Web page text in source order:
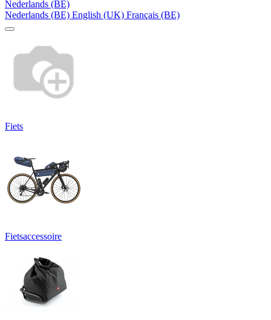
Nederlands (BE)
Nederlands (BE) English (UK) Français (BE)
Fiets
Fietsaccessoire